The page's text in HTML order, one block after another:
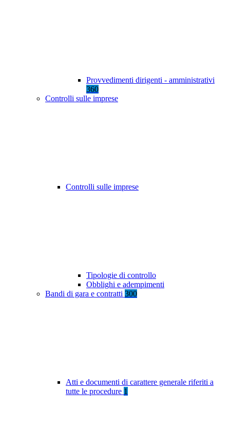
Provvedimenti dirigenti - amministrativi
360
Controlli sulle imprese
Controlli sulle imprese
Tipologie di controllo
Obblighi e adempimenti
Bandi di gara e contratti 300
Atti e documenti di carattere generale riferiti a
tutte le procedure 1